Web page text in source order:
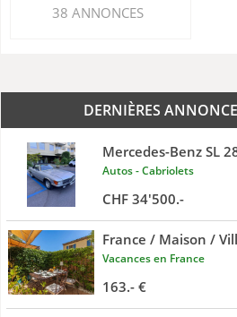
38 ANNONCES
DERNIÈRES
Mercedes-Benz SL
Autos - Cabriolets
CHF 34'500.-
France / Maison /
Vacances en France
163.- €